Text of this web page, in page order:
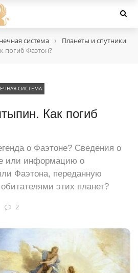
система › Планеты и спутники
погиб Фаэтон?
СИСТЕМА
Как погиб
о Фаэтоне? Сведения о
или информацию о
Фаэтона, переданную
этих планет?
2